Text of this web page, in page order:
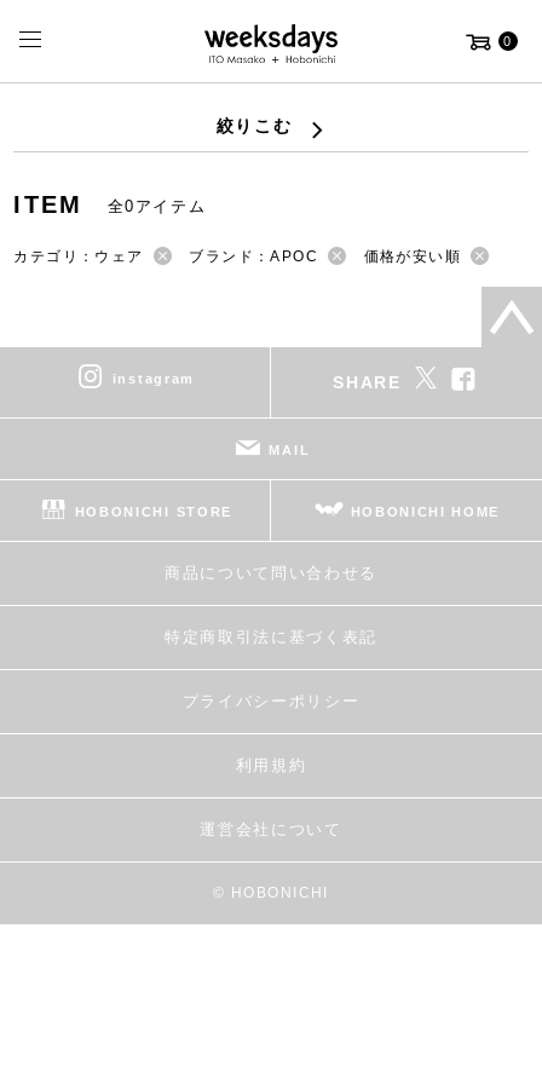
0
絞りこむ
ITEM 全0アイテム
カテゴリ：ウェア ブランド：APOC 価格が安い順
instagram SHARE
MAIL
HOBONICHI STORE HOBONICHI HOME
商品について問い合わせる
特定商取引法に基づく表記
プライバシーポリシー
利用規約
運営会社について
© HOBONICHI